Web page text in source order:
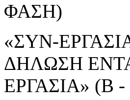
ΦΑΣΗ)
«ΣΥΝ-
ΔΗΛΩΣΗ
ΕΡΓΑΣΙΑ»